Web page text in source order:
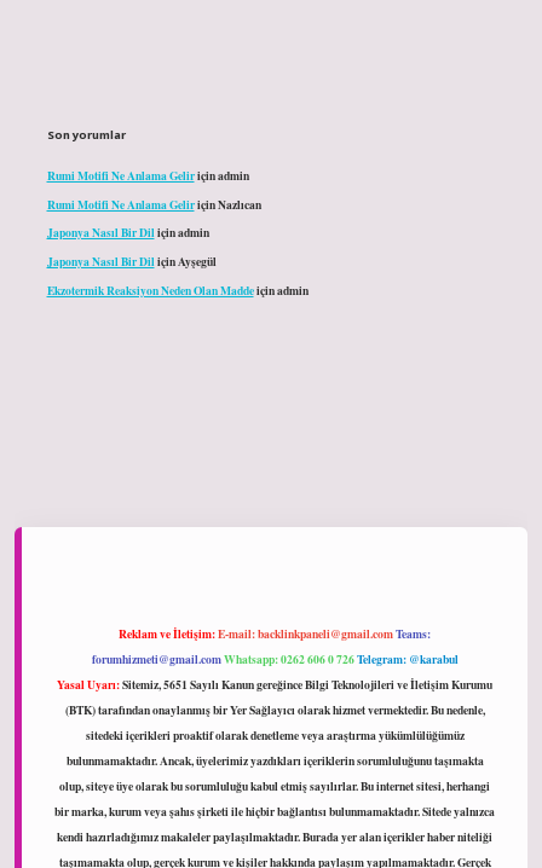
Son yorumlar
Rumi Motifi Ne Anlama Geliriçinadmin
Rumi Motifi Ne Anlama GeliriçinNazlıcan
Japonya Nasıl Bir Diliçinadmin
Japonya Nasıl Bir DiliçinAyşegül
Ekzotermik Reaksiyon Neden Olan Maddeiçinadmin
Reklam ve İletişim:E-mail:backlinkpaneli@gmail.comTeams:
forumhizmeti@gmail.comWhatsapp: 0262 606 0 726Telegram: @karabul
Yasal Uyarı:Sitemiz, 5651 Sayılı Kanun gereğince Bilgi Teknolojileri ve İletişim Kurumu
(BTK) tarafından onaylanmış bir Yer Sağlayıcı olarak hizmet vermektedir. Bu nedenle,
sitedeki içerikleri proaktif olarak denetleme veya araştırma yükümlülüğümüz
bulunmamaktadır. Ancak, üyelerimiz yazdıkları içeriklerin sorumluluğunu taşımakta
olup, siteye üye olarak bu sorumluluğu kabul etmiş sayılırlar. Bu internet sitesi, herhangi
bir marka, kurum veya şahıs şirketi ile hiçbir bağlantısı bulunmamaktadır. Sitede yalnızca
kendi hazırladığımız makaleler paylaşılmaktadır. Burada yer alan içerikler haber niteliği
taşımamakta olup, gerçek kurum ve kişiler hakkında paylaşım yapılmamaktadır. Gerçek